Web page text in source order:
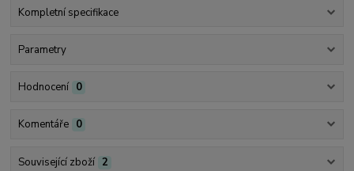
Kompletní specifikace
Parametry
Hodnocení 0
Komentáře 0
Související zboží 2